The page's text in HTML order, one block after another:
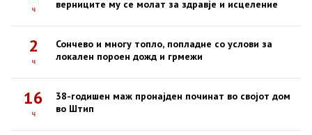
ч
верниците му се молат за здравје и исцеление
2
ч
Сончево и многу топло, попладне со услови за
локален пороен дожд и грмежи
16
ч
38-годишен маж пронајден починат во својот дом
во Штип